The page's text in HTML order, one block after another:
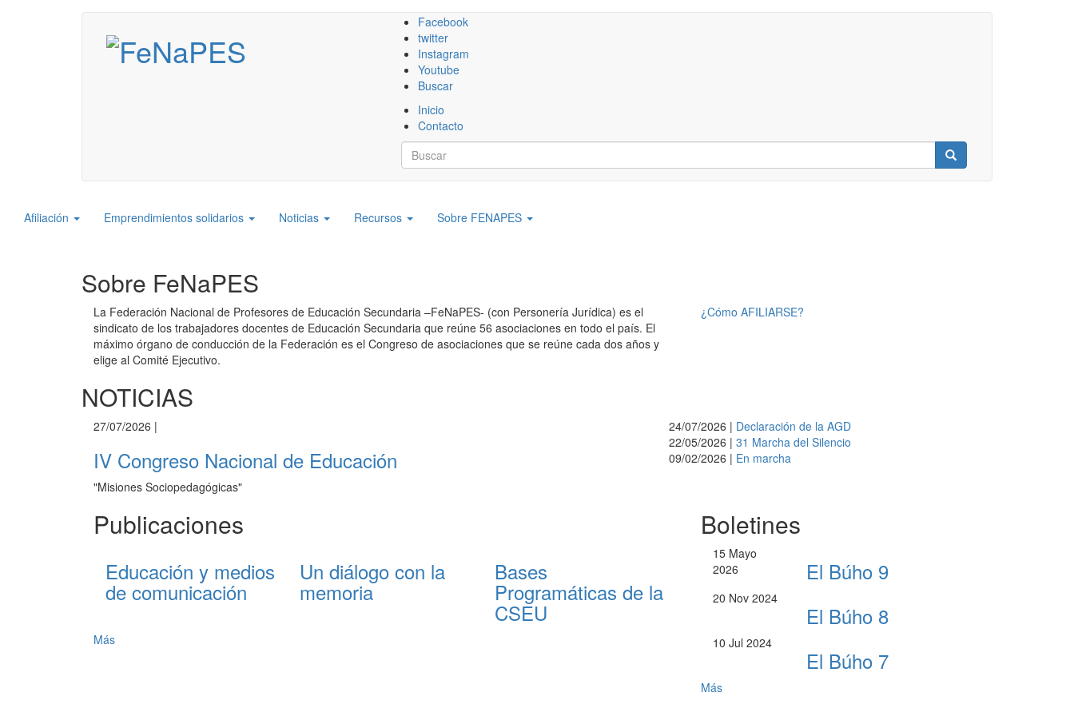
Facebook
twitter
Instagram
Youtube
Buscar
Inicio
Contacto
Buscar
Buscar Buscar
Navegación
Afiliación Emprendimientos solidarios Noticias Recursos Sobre FENAPES
Sobre FeNaPES
La Federación Nacional de Profesores de Educación Secundaria –FeNaPES- (con Personería Jurídica) es el
sindicato de los trabajadores docentes de Educación Secundaria que reúne 56 asociaciones en todo el país. El
máximo órgano de conducción de la Federación es el Congreso de asociaciones que se reúne cada dos años y
elige al Comité Ejecutivo.
¿Cómo AFILIARSE?
NOTICIAS
27/07/2026 |
IV Congreso Nacional de Educación
"Misiones Sociopedagógicas"
24/07/2026 | Declaración de la AGD
22/05/2026 | 31 Marcha del Silencio
09/02/2026 | En marcha
Publicaciones
Educación y medios
de comunicación
Un diálogo con la
memoria
Bases
Programáticas de la
CSEU
Más
Boletines
15 Mayo
2026
El Búho 9
20 Nov 2024
El Búho 8
10 Jul 2024
El Búho 7
Más